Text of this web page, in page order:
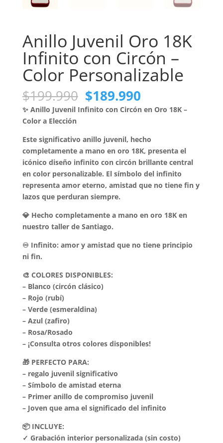
Anillo Juvenil Oro 18K
Infinito con Circón –
Color Personalizable
$199.990 El
precio
original
$199.990.
$189.990El
precio
actual
$189.990.
✨ Anillo Juvenil Infinito con Circón en Oro 18K –
Color a Elección
Este significativo anillo juvenil, hecho
completamente a mano en oro 18K, presenta el
icónico diseño infinito con circón brillante central
en color personalizable. El símbolo del infinito
representa amor eterno, amistad que no tiene fin y
lazos que perduran siempre.
💎 Hecho completamente a mano en oro 18K en
nuestro taller de Santiago.
♾️ Infinito: amor y amistad que no tiene principio
ni fin.
🎨 COLORES DISPONIBLES:
– Blanco (circón clásico)
– Rojo (rubí)
– Verde (esmeraldina)
– Azul (zafiro)
– Rosa/Rosado
– ¡Consulta otros colores disponibles!
🎁 PERFECTO PARA:
– regalo juvenil significativo
– Símbolo de amistad eterna
– Primer anillo de compromiso juvenil
– Joven que ama el significado del infinito
📦 INCLUYE:
✓ Grabación interior personalizada (sin costo)